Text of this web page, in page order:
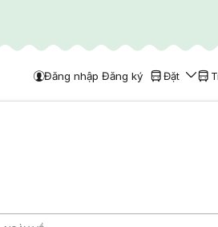
Đăng nhập Đăng ký Đặt